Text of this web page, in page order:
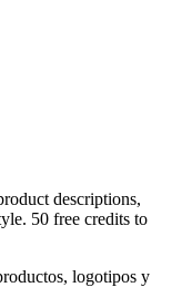
descriptions,
50 free credits to
logotipos y